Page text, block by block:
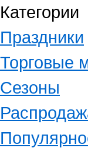
Категории
Праздники
Торговые
Сезоны